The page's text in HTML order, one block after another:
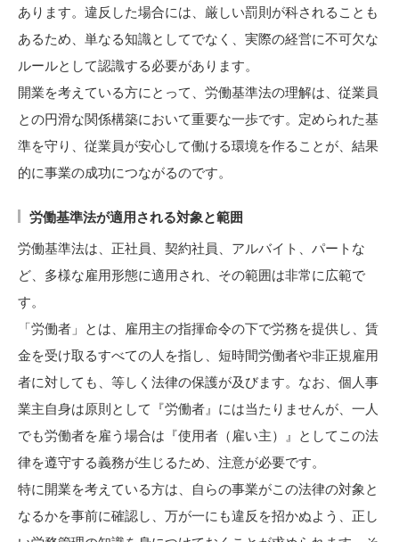
あります。違反した場合には、厳しい罰則が科されることも
あるため、単なる知識としてでなく、実際の経営に不可欠な
ルールとして認識する必要があります。
開業を考えている方にとって、労働基準法の理解は、従業員
との円滑な関係構築において重要な一歩です。定められた基
準を守り、従業員が安心して働ける環境を作ることが、結果
的に事業の成功につながるのです。
労働基準法が適用される対象と範囲
労働基準法は、正社員、契約社員、アルバイト、パートな
ど、多様な雇用形態に適用され、その範囲は非常に広範で
す。
「労働者」とは、雇用主の指揮命令の下で労務を提供し、賃
金を受け取るすべての人を指し、短時間労働者や非正規雇用
者に対しても、等しく法律の保護が及びます。なお、個人事
業主自身は原則として『労働者』には当たりませんが、一人
でも労働者を雇う場合は『使用者（雇い主）』としてこの法
律を遵守する義務が生じるため、注意が必要です。
特に開業を考えている方は、自らの事業がこの法律の対象と
なるかを事前に確認し、万が一にも違反を招かぬよう、正し